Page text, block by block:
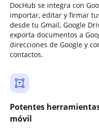
DocHub se integra con
importar, editar y firmar
desde tu Gmail, Google
exporta documentos a
direcciones de Google y
contactos.
Potentes
móvil